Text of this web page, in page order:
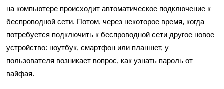
на компьютере происходит автоматическое подключение к
беспроводной сети. Потом, через некоторое время, когда
потребуется подключить к беспроводной сети другое новое
устройство: ноутбук, смартфон или планшет, у
пользователя возникает вопрос, как узнать пароль от
вайфая.